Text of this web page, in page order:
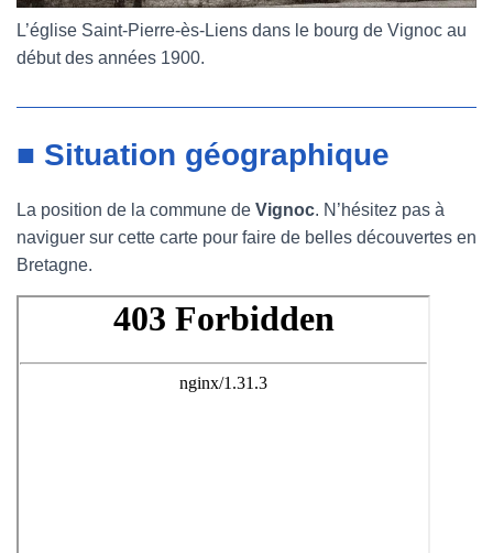
L’église Saint-Pierre-ès-Liens dans le bourg de Vignoc au
début des années 1900.
■ Situation géographique
La position de la commune de Vignoc. N’hésitez pas à
naviguer sur cette carte pour faire de belles découvertes en
Bretagne.